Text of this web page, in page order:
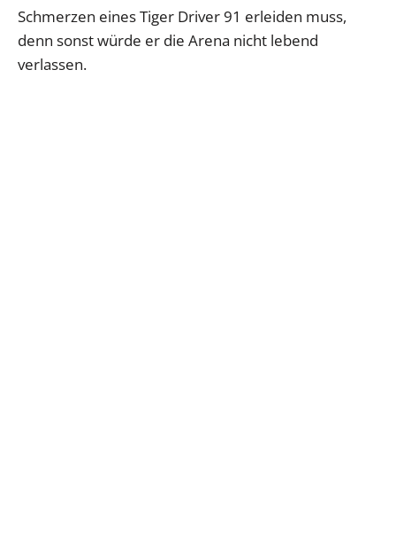
Schmerzen eines Tiger Driver 91 erleiden muss,
denn sonst würde er die Arena nicht lebend
verlassen.